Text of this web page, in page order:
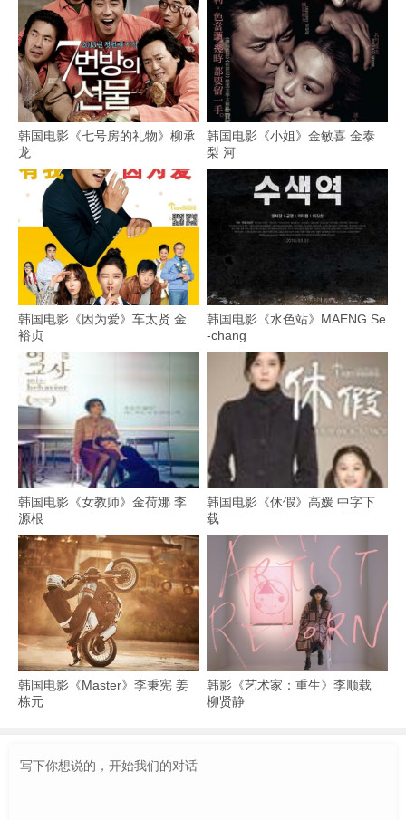
韩国电影《七号房的礼物》柳承
龙
韩国电影《小姐》金敏喜 金泰
梨 河
韩国电影《因为爱》车太贤 金
裕贞
韩国电影《水色站》MAENG Se
-chang
韩国电影《女教师》金荷娜 李
源根
韩国电影《休假》高媛 中字下
载
韩国电影《Master》李秉宪 姜
栋元
韩影《艺术家：重生》李顺载
柳贤静